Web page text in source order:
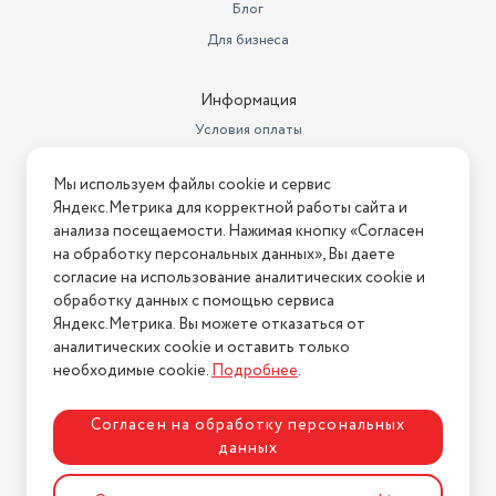
Блог
Для бизнеса
Информация
Условия оплаты
Условия возврата
Нашли ошибку на сайте? Напишите нам
2026 © Интернет-магазин "АстМаркет". У нас есть всё!
Политика конфиденциальности
Разработка сайтаASTDESIGN
Мы используем файлы cookie и сервис
Яндекс.Метрика для корректной работы сайта и
анализа посещаемости. Нажимая кнопку «Согласен
на обработку персональных данных», Вы даете
согласие на использование аналитических cookie и
обработку данных с помощью сервиса
Яндекс.Метрика. Вы можете отказаться от
аналитических cookie и оставить только
необходимые cookie.Подробнее.
Согласен на обработку персональных
данных